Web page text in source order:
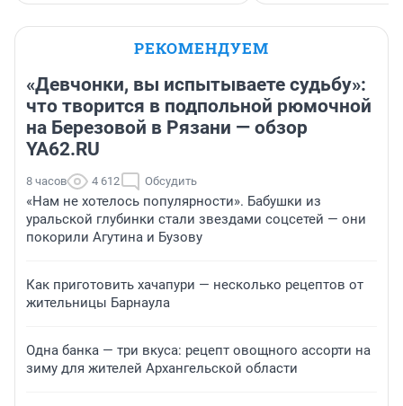
РЕКОМЕНДУЕМ
«Девчонки, вы испытываете судьбу»:
что творится в подпольной рюмочной
на Березовой в Рязани — обзор
YA62.RU
8 часов 4 612 Обсудить
«Нам не хотелось популярности». Бабушки из
уральской глубинки стали звездами соцсетей — они
покорили Агутина и Бузову
Как приготовить хачапури — несколько рецептов от
жительницы Барнаула
Одна банка — три вкуса: рецепт овощного ассорти на
зиму для жителей Архангельской области